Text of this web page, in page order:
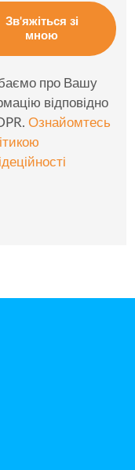
Зв'яжіться зі
мною
про Вашу
відповідно
Ознайомтесь